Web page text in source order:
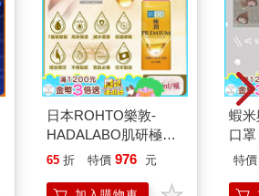
日本ROHTO樂敦-
HADALABO肌研極潤
金緻7重玻尿酸高效保
140ml/金瓶(Premium
65 折 特價 976 元
蝦
口
特價